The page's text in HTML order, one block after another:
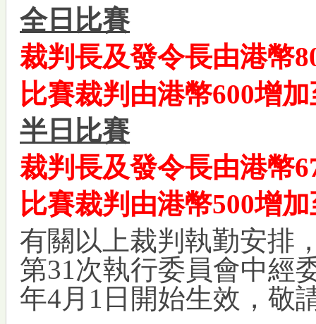
全日比賽
裁判長及發令長由港幣
比賽裁判由港幣600增
半日比賽
裁判長及發令長由港幣
比賽裁判由港幣500增
有關以上裁判執勤安排
第31次執行委員會中經
年4月1日開始生效，敬